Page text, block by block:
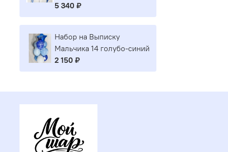
5 340 ₽
Набор на Выписку
Мальчика 14 голубо-синий
2 150 ₽